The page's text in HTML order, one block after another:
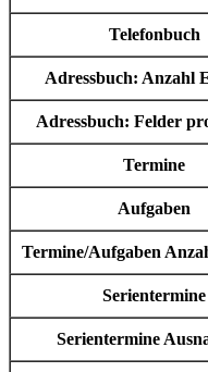
Telefonbuch
Adressbuch: Anzahl
Adressbuch: Felder
Termine
Aufgaben
Termine/Aufgaben
Serientermine
Serientermine